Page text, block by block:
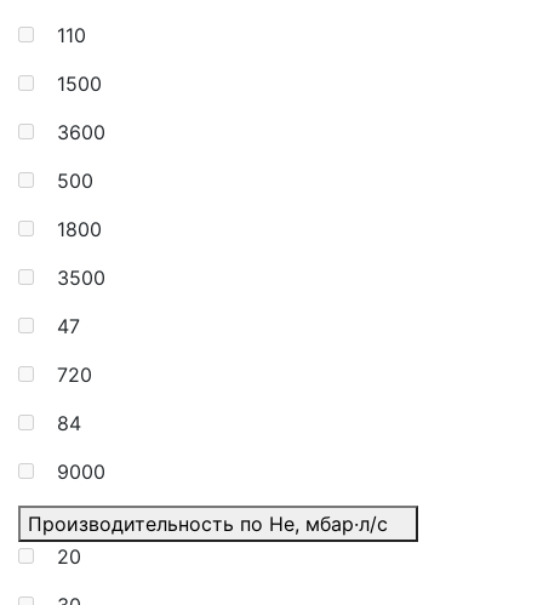
110
1500
3600
500
1800
3500
47
720
84
9000
Производительность по He, мбар·л/с
20